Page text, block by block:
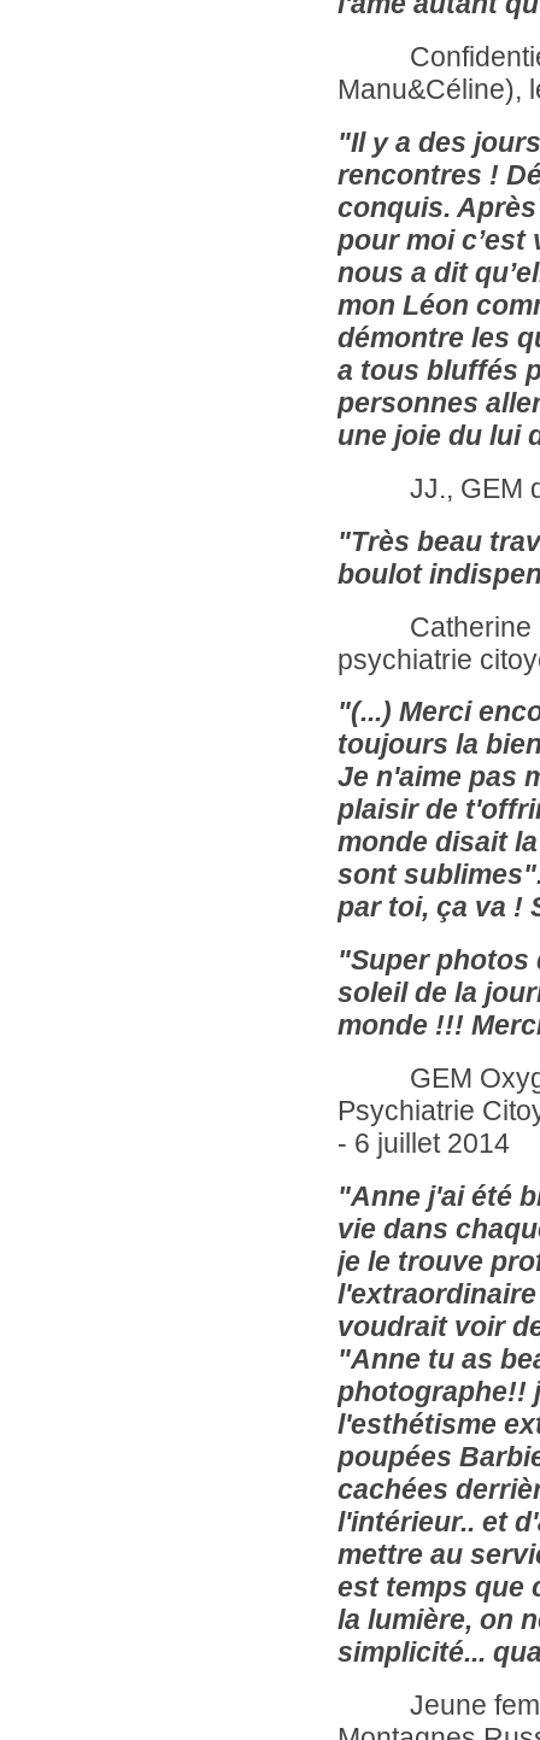
Confidentiel,
Manu&Céline),
"Il y a des
rencontres !
conquis. Après
pour moi c’est
nous a dit
mon Léon
démontre les
a tous bluffés
personnes
une joie du lui
JJ., GEM
"Très beau
boulot
Catherine
psychiatrie
"(...) Merci
toujours la
Je n'aime pas
plaisir de
monde disait
sont
par toi, ça va !
"Super photos
soleil de la
monde !!!
GEM
Psychiatrie
- 6 juillet 2014
"Anne j'ai été
vie dans
je le trouve
voudrait voir
"Anne tu as
photographe!!
l'esthétisme
poupées
cachées
l'intérieur.. et
mettre au
est temps que
la lumière, on
simplicité...
Jeune